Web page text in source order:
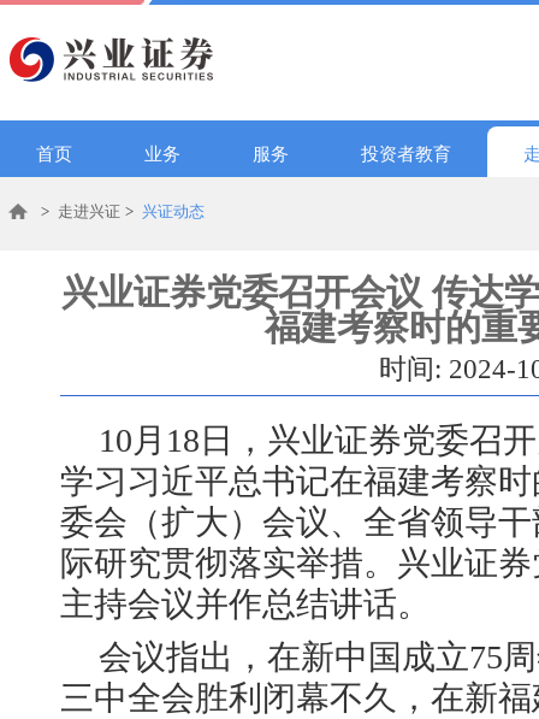
首页 业务 服务 投资者教育
> 走进兴证 > 兴证动态
兴业证券党委召开会议 传达
福建考察时的重
时间: 2024-
10月18日，兴业证券党委召
学习习近平总书记在福建考察
委会（扩大）会议、全省领导
际研究贯彻落实举措。兴业证
主持会议并作总结讲话。
会议指出，在新中国成立75
三中全会胜利闭幕不久，在新